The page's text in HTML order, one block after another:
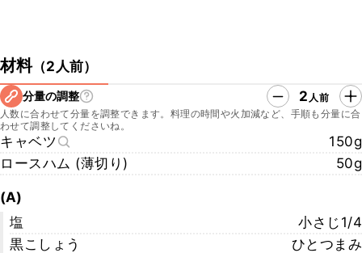
材料（2人前）
分量の調整 2 人前
人数に合わせて分量を調整できます。料理の時間や火加減など、手順も分量に合
わせて調整してくださいね。
キャベツ
150g
ロースハム (薄切り)
50g
(A)
塩
小さじ1/4
黒こしょう
ひとつまみ